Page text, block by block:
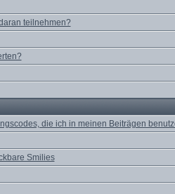
teilnehmen?
die ich in meinen Beiträgen
Smilies